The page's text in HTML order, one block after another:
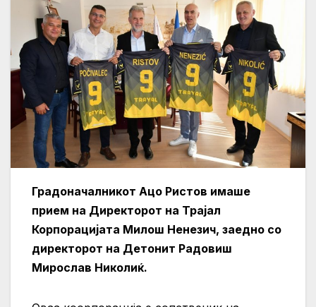
Градоначалникот Ацо Ристов имаше
прием на Директорот на Трајал
Корпорацијата Милош Ненезич, заедно со
директорот на Детонит Радовиш
Мирослав Николиќ.